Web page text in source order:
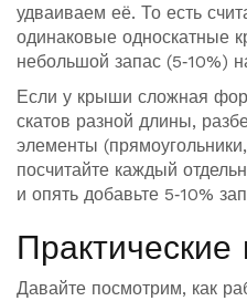
удваиваем её. То есть
одинаковые односкатные
небольшой запас (5‑10%)
Если у крыши сложная
скатов разной длины,
элементы
посчитайте каждый
и опять добавьте 5‑10%
Давайте посмотрим, как